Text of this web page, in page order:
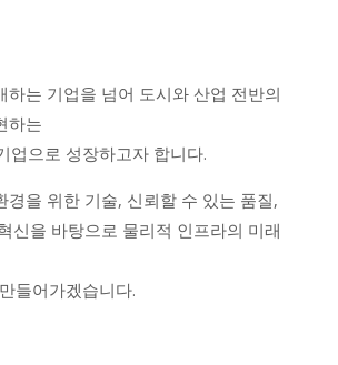
하는 기업을 넘어 도시와 산업 전반의
하는
업으로 성장하고자 합니다.
경을 위한 기술, 신뢰할 수 있는 품질,
신을 바탕으로 물리적 인프라의 미래
들어가겠습니다.